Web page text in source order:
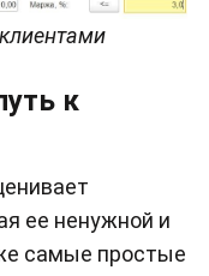
к
ее ненужной и
самые простые